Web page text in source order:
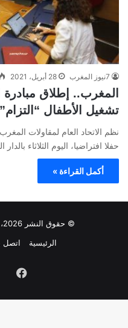
7نيوز المغرب 28 أبريل، 2021
المغرب.. إطلاق
تشغيل الأطفال “التزام”
نظم الاتحاد العام لمقاولات
حفلا افتراضيا، اليوم الثلاثاء
أكمل القراءة »
© حقوق النشر 2026، جميع الحقوق محفوظة |
الرئيسية
اتصل